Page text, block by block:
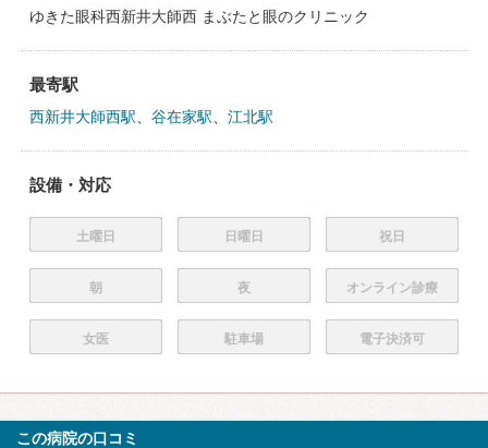
ゆきた眼科西新井大師西 まぶたと眼のクリニック
最寄駅
西新井大師西駅 谷在家駅 江北駅
設備・対応
土曜日 日曜日 祝日
朝 夜 オンライン診療
女医 駐車場 電子決済可
この病院の口コミ